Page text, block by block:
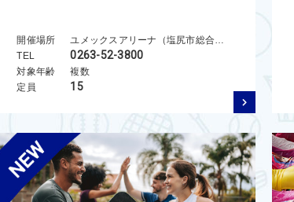
開催場所
ユメックスアリーナ（塩尻市総合体育館）
TEL
0263-52-3800
対象年齢
複数
定員
15